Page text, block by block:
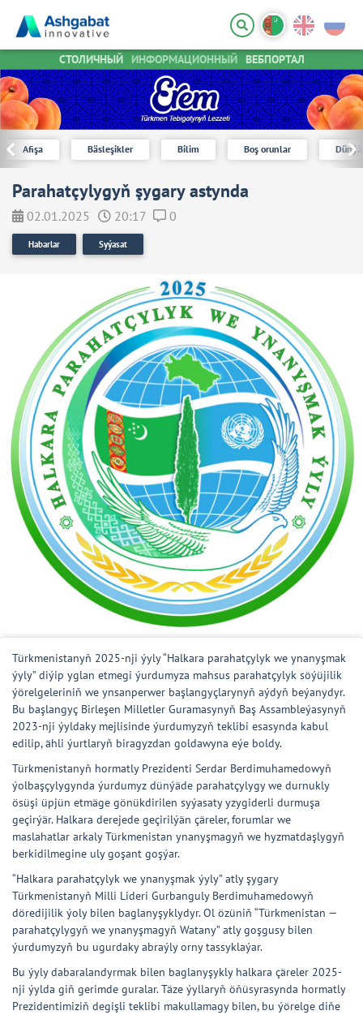
СТОЛИЧНЫЙ ИНФОРМАЦИОННЫЙ ВЕБПОРТАЛ
Afişa Bäsleşikler Bilim Boş orunlar
Parahatçylygyň şygary astynda
02.01.2025 20:17 0
Habarlar Syýasat
Türkmenistanyň 2025-nji ýyly “Halkara parahatçylyk we ynanyşmak
ýyly” diýip yglan etmegi ýurdumyza mahsus parahatçylyk söýüjilik
ýörelgeleriniň we ynsanperwer başlangyçlarynyň aýdyň beýanydyr.
Bu başlangyç Birleşen Milletler Guramasynyň Baş Assambleýasynyň
2023-nji ýyldaky mejlisinde ýurdumyzyň teklibi esasynda kabul
edilip, ähli ýurtlaryň biragyzdan goldawyna eýe boldy.
Türkmenistanyň hormatly Prezidenti Serdar Berdimuhamedowyň
ýolbaşçylygynda ýurdumyz dünýäde parahatçylygy we durnukly
ösüşi üpjün etmäge gönükdirilen syýasaty yzygiderli durmuşa
geçirýär. Halkara derejede geçirilýän çäreler, forumlar we
maslahatlar arkaly Türkmenistan ynanyşmagyň we hyzmatdaşlygyň
berkidilmegine uly goşant goşýar.
“Halkara parahatçylyk we ynanyşmak ýyly” atly şygary
Türkmenistanyň Milli Lideri Gurbanguly Berdimuhamedowyň
döredijilik ýoly bilen baglanyşyklydyr. Ol özüniň “Türkmenistan —
parahatçylygyň we ynanyşmagyň Watany” atly goşgusy bilen
ýurdumyzyň bu ugurdaky abraýly orny tassyklaýar.
Bu ýyly dabaralandyrmak bilen baglanyşykly halkara çäreler 2025-
nji ýylda giň gerimde guralar. Täze ýyllaryň öňüsyrasynda hormatly
Prezidentimiziň degişli teklibi makullamagy bilen, bu ýörelge diňe